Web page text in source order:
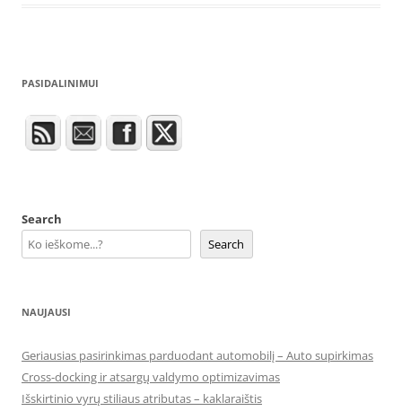
PASIDALINIMUI
Search
Search
NAUJAUSI
Geriausias pasirinkimas parduodant automobilį – Auto supirkimas
Cross-docking ir atsargų valdymo optimizavimas
Išskirtinio vyrų stiliaus atributas – kaklaraištis